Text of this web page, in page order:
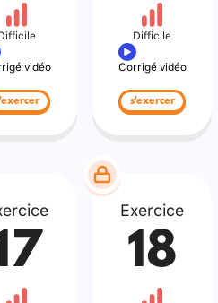
vidéo
Difficile
Corrigé vidéo
s'exercer
Exercice
18